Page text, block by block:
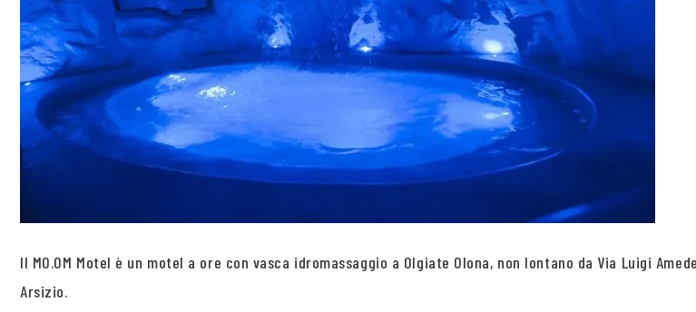
Il MO.OM Motel è un motel a ore con vasca idromassaggio a Olgiate Olona, non lontano da Via Luigi
Arsizio.